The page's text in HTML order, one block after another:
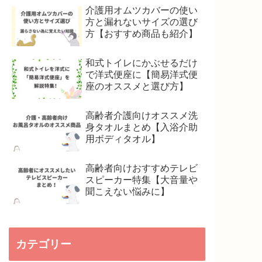
介護用オムツカバーの使い
方と漏れないサイズの選び
方【おすすめ商品も紹介】
和式トイレにかぶせるだけ
で洋式便座に【簡易洋式便
座のオススメと選び方】
高齢者介護向けオススメ洗
身タオルまとめ【入浴介助
用ボディタオル】
高齢者向けおすすめテレビ
スピーカー特集【大音量や
聞こえない悩みに】
カテゴリー